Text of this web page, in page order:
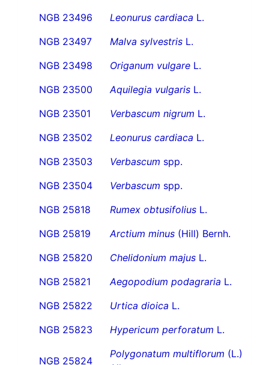
NGB 23496
Leonurus cardiaca L.
NGB 23497
Malva sylvestris L.
NGB 23498
Origanum vulgare L.
NGB 23500
Aquilegia vulgaris L.
NGB 23501
Verbascum nigrum L.
NGB 23502
Leonurus cardiaca L.
NGB 23503
Verbascum spp.
NGB 23504
Verbascum spp.
NGB 25818
Rumex obtusifolius L.
NGB 25819
Arctium minus (Hill) Bernh.
NGB 25820
Chelidonium majus L.
NGB 25821
Aegopodium podagraria L.
NGB 25822
Urtica dioica L.
NGB 25823
Hypericum perforatum L.
NGB 25824
Polygonatum multiflorum (L.)